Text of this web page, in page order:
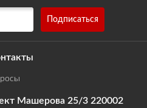
Машерова 25/3 220002